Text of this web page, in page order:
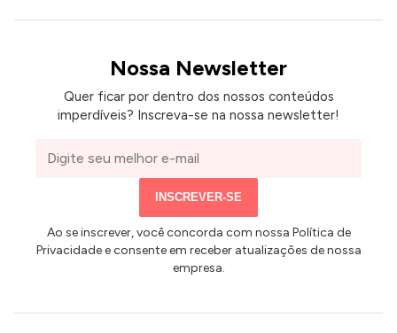
Nossa Newsletter
Quer ficar por dentro dos nossos conteúdos
imperdíveis? Inscreva-se na nossa newsletter!
mail
INSCREVER-SE
Ao se inscrever, você concorda com nossa Política de
Privacidade e consente em receber atualizações de nossa
empresa.